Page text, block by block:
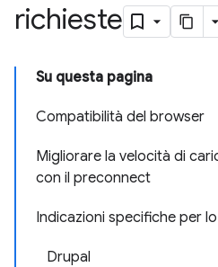
richieste
Su questa pagina
Compatibilità del browser
Migliorare la velocità di
con il preconnect
Indicazioni specifiche per
Drupal